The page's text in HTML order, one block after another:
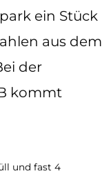
ein Stück
aus dem
der
kommt
und fast 4